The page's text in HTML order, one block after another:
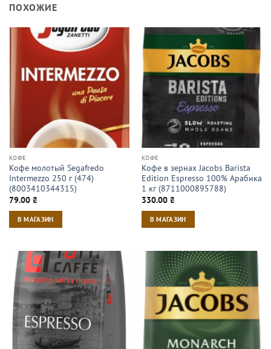
ПОХОЖИЕ
КОФЕ
Кофе молотый Segafredo
Intermezzo 250 г (474)
(8003410344315)
79.00 ₴
В МАГАЗИН
КОФЕ
Кофе в зернах Jacobs Barista
Edition Espresso 100% Арабика
1 кг (8711000895788)
330.00 ₴
В МАГАЗИН